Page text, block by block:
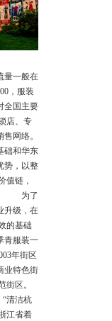
量一般在
，服装
全国主要
店、专
网络。
础和华东
势，以整
值链，
。 为了
升级，在
的基础
青服装一
年街区
业特色街
街区。
“清洁杭
江省着